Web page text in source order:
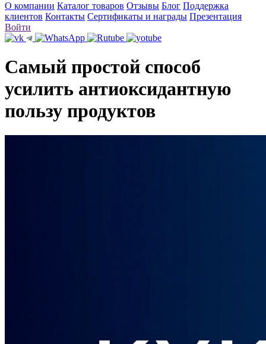
О компании Каталог товаров Отзывы Блог Поддержка
клиентов Контакты Сертификаты и награды Презентация
Войти
Самый простой способ
усилить антиоксидантную
пользу продуктов